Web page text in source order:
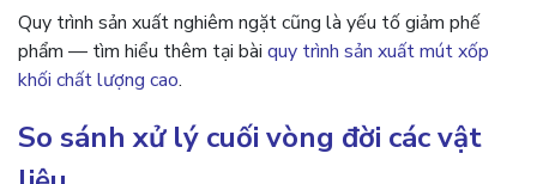
Quy trình sản xuất nghiêm ngặt cũng là yếu tố giảm phế
phẩm — tìm hiểu thêm tại bài quy trình sản xuất mút xốp
khối chất lượng cao.
So sánh xử lý cuối vòng đời các vật